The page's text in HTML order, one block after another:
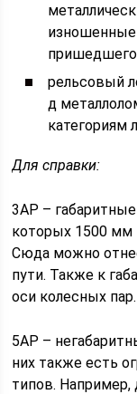
изношенные
пришедшего
рельсовый
д
категориям
Для справки:
3АР –
которых 1500 мм
Сюда можно
пути. Также к
оси колесных пар.
5АР –
них также есть
типов. Например,